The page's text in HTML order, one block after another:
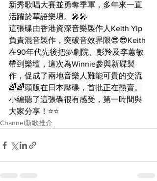
新秀歌唱大賽並勇奪季軍，多年來一直
活躍於華語樂壇。🎤🎤
這張碟由香港資深音樂製作人Keith Yip
負責混音製作，突破音效界限😎😎Keith
在90年代先後把夢劇院、彭羚及李蕙敏
帶到樂壇，這次為Winnie參與新碟製
作，促成了兩地音樂人難能可貴的交流
🌈🌈頭版在日本壓碟，首批正在熱賣。
小編聽了這張碟很有感受，第一時間與
大家分享！⭐️⭐️
Channel新歌推介